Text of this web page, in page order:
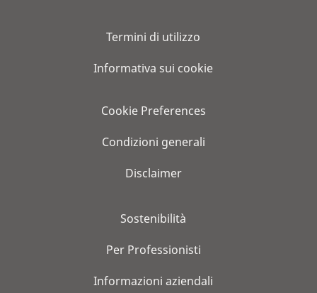
Termini di utilizzo
Informativa sui cookie
Cookie Preferences
Condizioni generali
Disclaimer
Sostenibilità
Per Professionisti
Informazioni aziendali